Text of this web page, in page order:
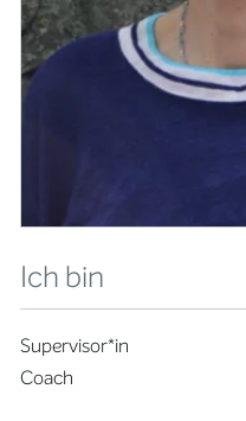
Ich bin
Supervisor*in
Coach